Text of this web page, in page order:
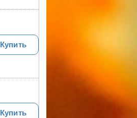
Купить
Купить